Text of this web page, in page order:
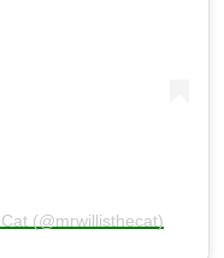
(@mrwillisthecat)